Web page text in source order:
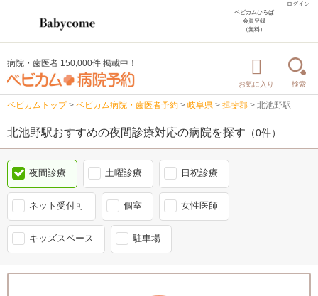
ログイン
ベビカムひろば
会員登録
（無料）
病院・歯医者 150,000件 掲載中！
お気に入り 検索
ベビカムトップ > ベビカム病院・歯医者予約 > 岐阜県 > 揖斐郡 > 北池野駅
北池野駅おすすめの夜間診療対応の病院を探す （0件）
夜間診療 土曜診療 日祝診療
ネット受付可 個室 女性医師
キッズスペース 駐車場